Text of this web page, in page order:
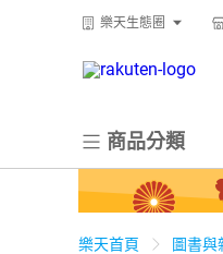
樂天生態圈
商品分類
樂天首頁 圖書與